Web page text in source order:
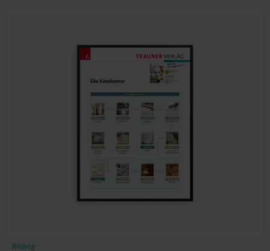
Bildung